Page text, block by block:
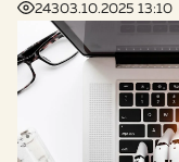
24303.10.2025 13:10